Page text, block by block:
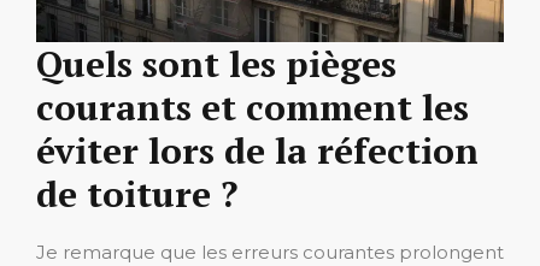
Quels sont les pièges
courants et comment les
éviter lors de la réfection
de toiture ?
Je remarque que les erreurs courantes prolongent